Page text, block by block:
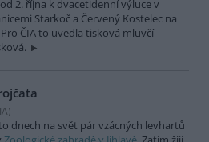
2. října k dvacetidenní výluce v
Starkoč a Červený Kostelec na
ČIA to uvedla tisková mluvčí
)
dnech na svět pár vzácných levhartů